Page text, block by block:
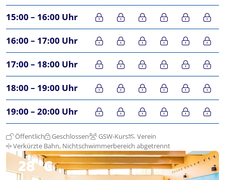
15:00 – 16:00 Uhr
16:00 – 17:00 Uhr
17:00 – 18:00 Uhr
18:00 – 19:00 Uhr
19:00 – 20:00 Uhr
Öffentlich Geschlossen GSW-Kurs
Verein
Verkürzte Bahn, Nichtschwimmerbereich abgetrennt
28 °C